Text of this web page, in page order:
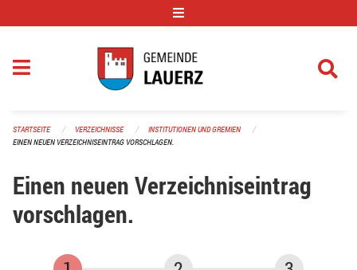
STARTSEITE VERZEICHNISSE
INSTITUTIONEN UND GREMIEN
EINEN NEUEN VERZEICHNISEINTRAG VORSCHLAGEN.
Einen neuen Verzeichniseintrag
vorschlagen.